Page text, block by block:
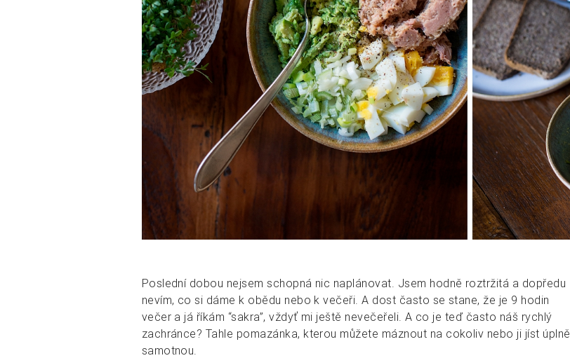
Poslední dobou nejsem schopná nic naplánovat. Jsem hodně roztržitá a dopředu
nevím, co si dáme k obědu nebo k večeři. A dost často se stane, že je 9 hodin
večer a já říkám “sakra”, vždyť mi ještě nevečeřeli. A co je teď často náš rychlý
zachránce? Tahle pomazánka, kterou můžete máznout na cokoliv nebo ji jíst úplně
samotnou.